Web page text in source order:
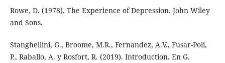
Rowe, D. (1978). The Experience of Depression. John Wiley
and Sons.
Stanghellini, G., Broome, M.R., Fernandez, A.V., Fusar-Poli,
P., Raballo, A. y Rosfort, R. (2019). Introduction. En G.